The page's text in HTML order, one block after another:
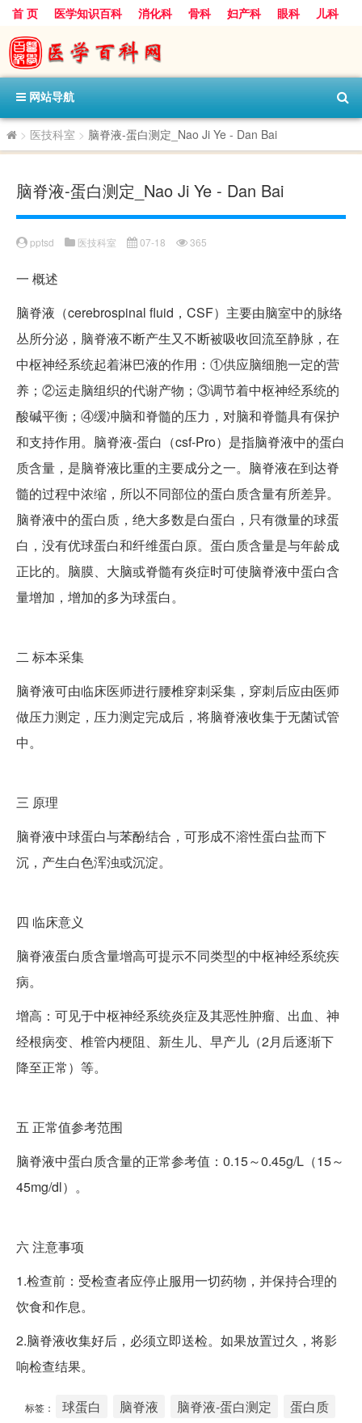
首 页 医学知识百科 消化科 骨科 妇产科 眼科
儿科
心血管病科
呼吸科 神经科
内分泌科
口腔科
网站导航
> 医技科室 > 脑脊液-蛋白测定_Nao Ji Ye - Dan Bai
脑脊液-蛋白测定_Nao Ji Ye - Dan Bai
pptsd 医技科室 07-18 365
一 概述
脑脊液（cerebrospinal fluid，CSF）主要由脑室中的脉络
丛所分泌，脑脊液不断产生又不断被吸收回流至静脉，在
中枢神经系统起着淋巴液的作用：①供应脑细胞一定的营
养；②运走脑组织的代谢产物；③调节着中枢神经系统的
酸碱平衡；④缓冲脑和脊髓的压力，对脑和脊髓具有保护
和支持作用。脑脊液-蛋白（csf-Pro）是指脑脊液中的蛋白
质含量，是脑脊液比重的主要成分之一。脑脊液在到达脊
髓的过程中浓缩，所以不同部位的蛋白质含量有所差异。
脑脊液中的蛋白质，绝大多数是白蛋白，只有微量的球蛋
白，没有优球蛋白和纤维蛋白原。蛋白质含量是与年龄成
正比的。脑膜、大脑或脊髓有炎症时可使脑脊液中蛋白含
量增加，增加的多为球蛋白。
二 标本采集
脑脊液可由临床医师进行腰椎穿刺采集，穿刺后应由医师
做压力测定，压力测定完成后，将脑脊液收集于无菌试管
中。
三 原理
脑脊液中球蛋白与苯酚结合，可形成不溶性蛋白盐而下
沉，产生白色浑浊或沉淀。
四 临床意义
脑脊液蛋白质含量增高可提示不同类型的中枢神经系统疾
病。
增高：可见于中枢神经系统炎症及其恶性肿瘤、出血、神
经根病变、椎管内梗阻、新生儿、早产儿（2月后逐渐下
降至正常）等。
五 正常值参考范围
脑脊液中蛋白质含量的正常参考值：0.15～0.45g/L（15～
45mg/dl）。
六注意事项
1.检查前：受检查者应停止服用一切药物，并保持合理的
饮食和作息。
2.脑脊液收集好后，必须立即送检。如果放置过久，将影
响检查结果。
标签： 球蛋白 脑脊液 脑脊液-蛋白测定 蛋白质